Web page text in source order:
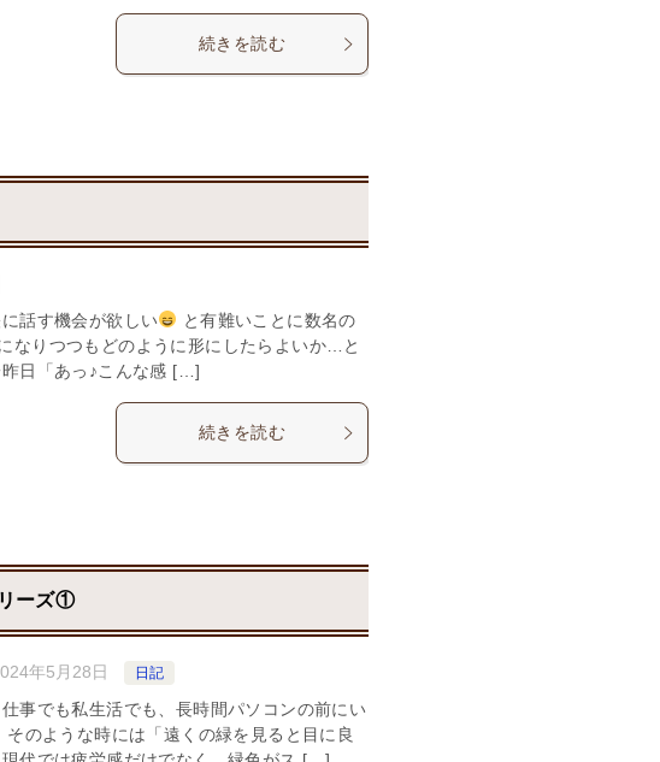
続きを読む
話す機会が欲しい
と有難いことに数名の
なりつつもどのように形にしたらよいか…と
日「あっ♪こんな感 […]
続きを読む
ーズ①
年5月28日 日記
事でも私生活でも、長時間パソコンの前にい
のような時には「遠くの緑を見ると目に良